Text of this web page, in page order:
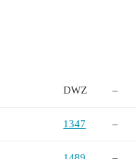
DWZ –
1347 –